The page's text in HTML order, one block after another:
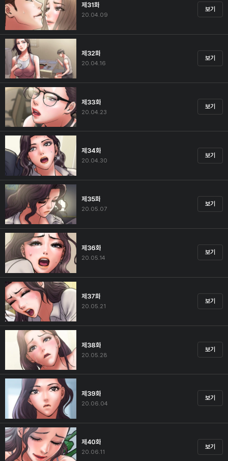
제31화
20.04.09
보기
제32화
20.04.16
보기
제33화
20.04.23
보기
제34화
20.04.30
보기
제35화
20.05.07
보기
제36화
20.05.14
보기
제37화
20.05.21
보기
제38화
20.05.28
보기
제39화
20.06.04
보기
제40화
20.06.11
보기